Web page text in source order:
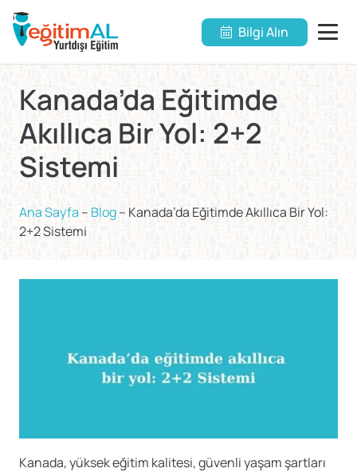
Bilgi Alın
Kanada’da Eğitimde
Akıllıca Bir Yol: 2+2
Sistemi
Ana Sayfa – Blog– Kanada’da Eğitimde Akıllıca Bir Yol:
2+2 Sistemi
Kanada, yüksek eğitim kalitesi, güvenli yaşam şartları